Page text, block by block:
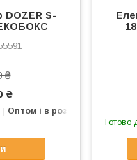
DOZER S-
ЕКОБОКС
₴
₴
Оптом і в роздріб
Готово